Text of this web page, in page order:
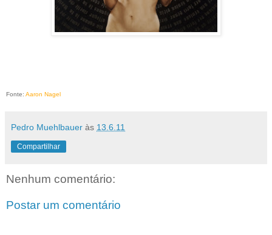
Fonte: Aaron Nagel
Pedro Muehlbauer às 13.6.11
Compartilhar
Nenhum comentário:
Postar um comentário